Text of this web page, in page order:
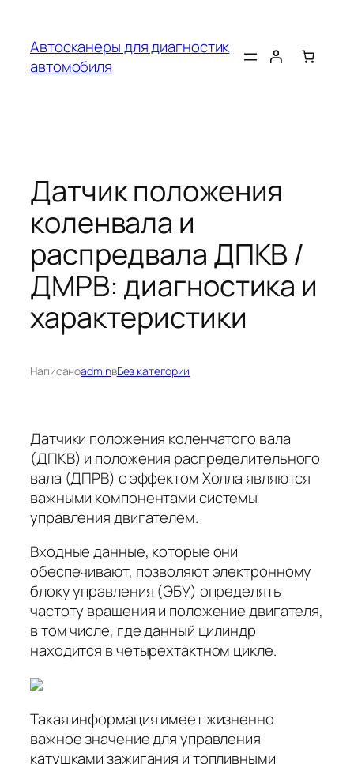
содержимому
Автосканеры для диагностик
автомобиля
Датчик положения
коленвала и
распредвала ДПКВ /
ДМРВ: диагностика и
характеристики
НаписаноadminвБез категории
Датчики положения коленчатого вала
(ДПКВ) и положения распределительного
вала (ДПРВ) с эффектом Холла являются
важными компонентами системы
управления двигателем.
Входные данные, которые они
обеспечивают, позволяют электронному
блоку управления (ЭБУ) определять
частоту вращения и положение двигателя,
в том числе, где данный цилиндр
находится в четырехтактном цикле.
Такая информация имеет жизненно
важное значение для управления
катушками зажигания и топливными